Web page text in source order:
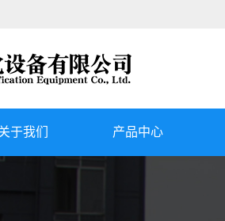
于我们 产品中心